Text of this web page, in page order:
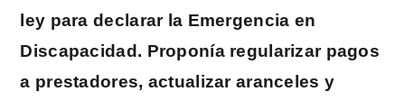
ley para declarar la Emergencia en
Discapacidad. Proponía regularizar pagos
a prestadores, actualizar aranceles y